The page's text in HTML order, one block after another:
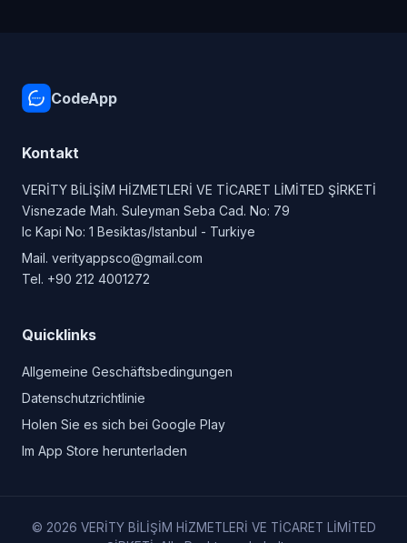
CodeApp
Kontakt
VERİTY BİLİŞİM HİZMETLERİ VE TİCARET LİMİTED ŞİRKETİ
Visnezade Mah. Suleyman Seba Cad. No: 79
Ic Kapi No: 1 Besiktas/Istanbul - Turkiye
Mail. verityappsco@gmail.com
Tel. +90 212 4001272
Quicklinks
Allgemeine Geschäftsbedingungen
Datenschutzrichtlinie
Holen Sie es sich bei Google Play
Im App Store herunterladen
© 2026 VERİTY BİLİŞİM HİZMETLERİ VE TİCARET LİMİTED